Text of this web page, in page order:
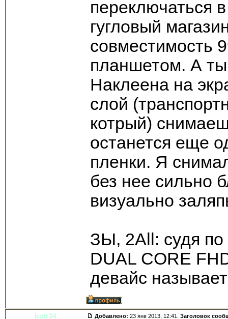
переключаться в
гугловый
совместимость
планшетом. А
Наклеена на
слой
котрый)
останется еще
пленки. Я
без нее сильно
визуально
ЗЫ, 2All: судя по
DUAL CORE
девайс
bolt34 Добавлено: 23 янв 2013, 12:41. Заголовок